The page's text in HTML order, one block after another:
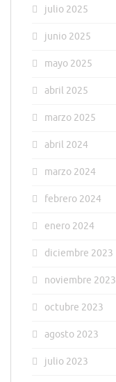
julio 2025
junio 2025
mayo 2025
abril 2025
marzo 2025
abril 2024
marzo 2024
febrero 2024
enero 2024
diciembre 2023
noviembre 2023
octubre 2023
agosto 2023
julio 2023